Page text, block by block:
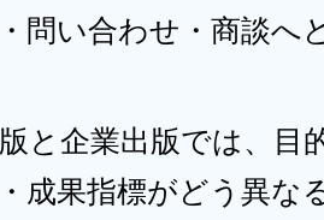
問い合わせ・商談へ
と企業出版では、目
成果指標がどう異な